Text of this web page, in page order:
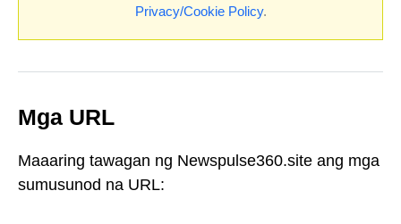
Privacy/Cookie Policy.
Mga URL
Maaaring tawagan ng Newspulse360.site ang mga
sumusunod na URL: